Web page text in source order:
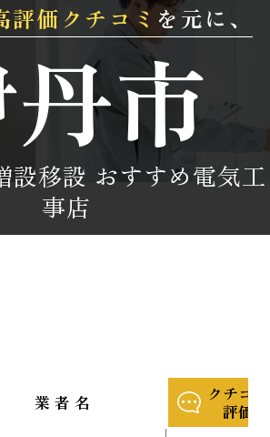
評価 クチコミ を元に、
市
設移設 おすすめ電気工
事店
業者名
クチコミ
評価